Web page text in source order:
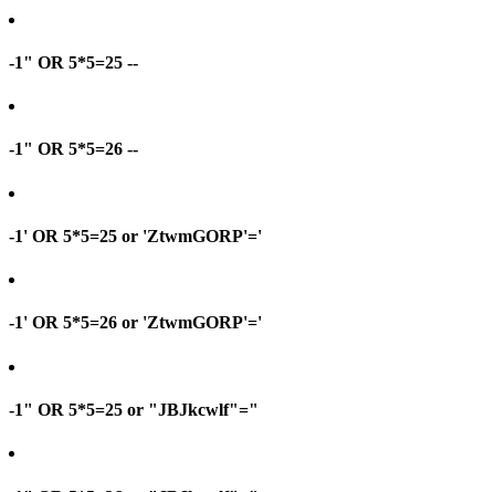
-1" OR 5*5=25 --
-1" OR 5*5=26 --
-1' OR 5*5=25 or 'ZtwmGORP'='
-1' OR 5*5=26 or 'ZtwmGORP'='
-1" OR 5*5=25 or "JBJkcwlf"="